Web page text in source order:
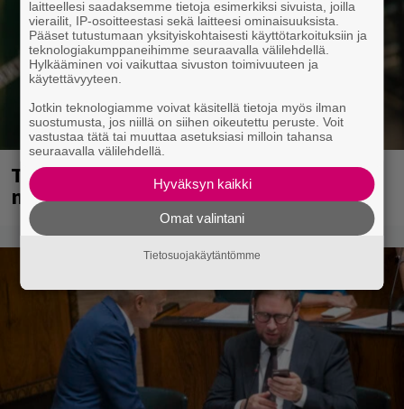
Tampereella sunnuntaina superpäivä –
nämä artistit mukana
laitteellesi saadaksemme tietoja esimerkiksi sivuista, joilla
vierailit, IP-osoitteestasi sekä laitteesi ominaisuuksista.
Pääset tutustumaan yksityiskohtaisesti käyttötarkoituksiin ja
teknologiakumppaneihimme seuraavalla välilehdellä.
Hylkääminen voi vaikuttaa sivuston toimivuuteen ja
käytettävyyteen.
Jotkin teknologiamme voivat käsitellä tietoja myös ilman
suostumusta, jos niillä on siihen oikeutettu peruste. Voit
vastustaa tätä tai muuttaa asetuksiasi milloin tahansa
seuraavalla välilehdellä.
Hyväksyn kaikki
Omat valintani
Tietosuojakäytäntömme